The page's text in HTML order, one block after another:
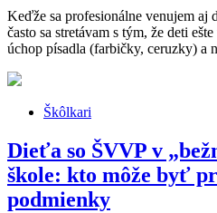
Keďže sa profesionálne venujem aj
často sa stretávam s tým, že deti
úchop písadla (farbičky, ceruzky) a
Škôlkari
Dieťa so ŠVVP v
škole: kto môže byť
podmienky